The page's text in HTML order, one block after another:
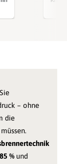
– ohne
die
% und